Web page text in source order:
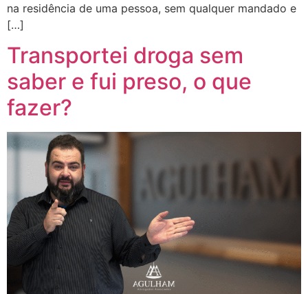
na residência de uma pessoa, sem qualquer mandado e
[…]
Transportei droga sem
saber e fui preso, o que
fazer?